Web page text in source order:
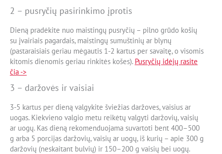
2 – pusryčių pasirinkimo įprotis
Dieną pradėkite nuo maistingų pusryčių – pilno grūdo košių
su įvairiais pagardais, maistingų sumuštinių ar blynų
(pastaraisiais geriau mėgautis 1-2 kartus per savaitę, o visomis
kitomis dienomis geriau rinkitės košes). Pusryčių idėjų rasite
čia ->
3 – daržovės ir vaisiai
3-5 kartus per dieną valgykite šviežias daržoves, vaisius ar
uogas. Kiekvieno valgio metu reikėtų valgyti daržovių, vaisių
ar uogų. Kas dieną rekomenduojama suvartoti bent 400–500
g arba 5 porcijas daržovių, vaisių ar uogų, iš kurių – apie 300 g
daržovių (neskaitant bulvių) ir 150–200 g vaisių bei uogų.